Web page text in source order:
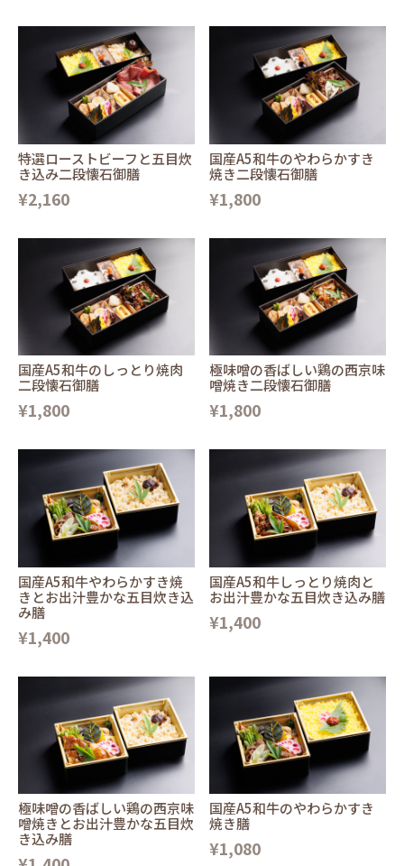
特選ローストビーフと五目炊
き込み二段懐石御膳
¥2,160
国産A5和牛のやわらかすき
焼き二段懐石御膳
¥1,800
国産A5和牛のしっとり焼肉
二段懐石御膳
¥1,800
極味噌の香ばしい鶏の西京味
噌焼き二段懐石御膳
¥1,800
国産A5和牛やわらかすき焼
きとお出汁豊かな五目炊き込
み膳
¥1,400
国産A5和牛しっとり焼肉と
お出汁豊かな五目炊き込み膳
¥1,400
極味噌の香ばしい鶏の西京味
噌焼きとお出汁豊かな五目炊
き込み膳
国産A5和牛のやわらかすき
焼き膳
¥1,080